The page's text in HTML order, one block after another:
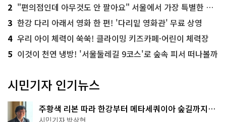
2 "편의점인데 아무것도 안 팔아요" 서울에서 가장 특별한 편의점의 정체
3 한강 다리 아래서 영화 한 편! '다리밑 영화관' 무료 상영
4 우리 아이 체력이 쑥쑥! 클라이밍 키즈카페·어린이 체력장
5 이것이 천연 냉방! '서울둘레길 9코스'로 숲속 피서 떠나볼까
시민기자 인기뉴스
주황색 리본 따라 한강부터 메타세쿼이아 숲길까지…
서울둘레길 15코스
시민기자 박상현